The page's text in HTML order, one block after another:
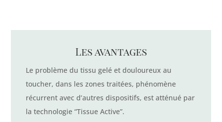
Les avantages
Le problème du tissu gelé et douloureux au
toucher, dans les zones traitées, phénomène
récurrent avec d’autres dispositifs, est atténué par
la technologie “Tissue Active”.